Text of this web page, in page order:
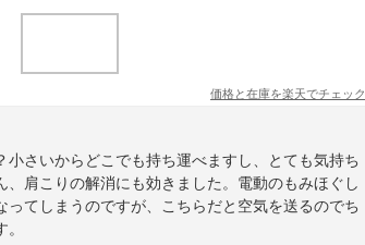
価格と在庫を楽天でチェック
小さいからどこでも持ち運べますし、とても気持ち
肩こりの解消にも効きました。電動のもみほぐし
ってしまうのですが、こちらだと空気を送るのでち